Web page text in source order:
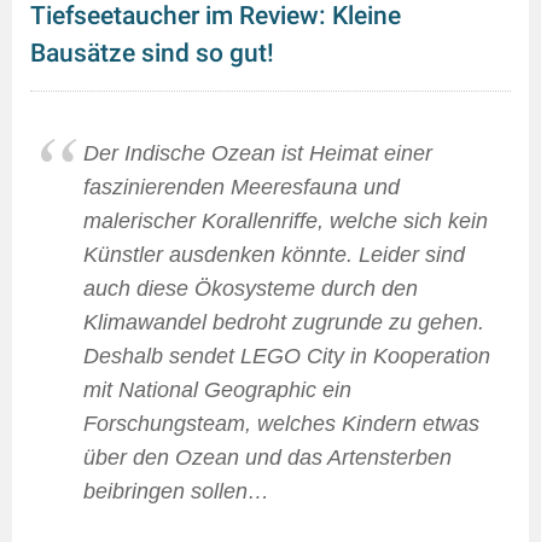
Tiefseetaucher im Review: Kleine
Bausätze sind so gut!
Der Indische Ozean ist Heimat einer
faszinierenden Meeresfauna und
malerischer Korallenriffe, welche sich kein
Künstler ausdenken könnte. Leider sind
auch diese Ökosysteme durch den
Klimawandel bedroht zugrunde zu gehen.
Deshalb sendet LEGO City in Kooperation
mit National Geographic ein
Forschungsteam, welches Kindern etwas
über den Ozean und das Artensterben
beibringen sollen…